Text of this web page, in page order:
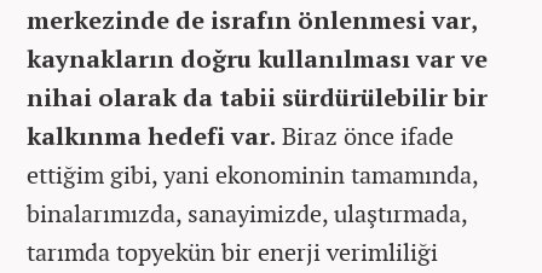
merkezinde de israfın önlenmesi var,
kaynakların doğru kullanılması var ve
nihai olarak da tabii sürdürülebilir bir
kalkınma hedefi var. Biraz önce ifade
ettiğim gibi, yani ekonominin tamamında,
binalarımızda, sanayimizde, ulaştırmada,
tarımda topyekün bir enerji verimliliği